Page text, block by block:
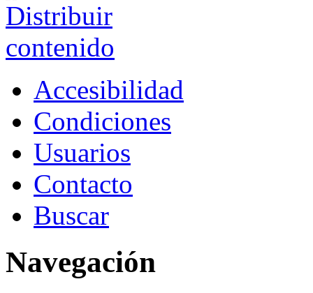
Accesibilidad
Condiciones
Usuarios
Contacto
Buscar
Navegación